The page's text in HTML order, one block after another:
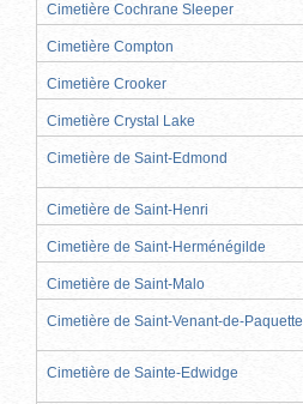
Cimetière Cochrane Sleeper
Cimetière Compton
Cimetière Crooker
Cimetière Crystal Lake
Cimetière de Saint-Edmond
Cimetière de Saint-Henri
Cimetière de Saint-Herménégilde
Cimetière de Saint-Malo
Cimetière de Saint-Venant-de-Paquette
Cimetière de Sainte-Edwidge